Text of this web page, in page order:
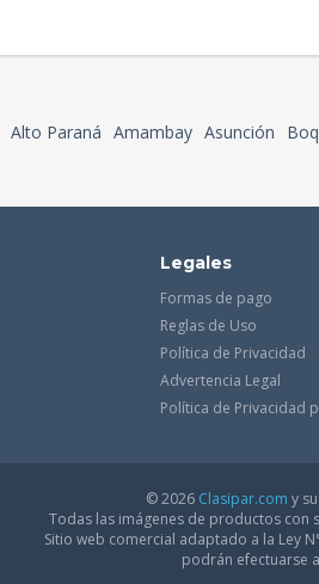
Alto Paraná Amambay Asunción
Legales
Formas de pago
Reglas de Uso
Política de Privacidad
Advertencia Legal
Política de Privacidad
© 2026 Clasipar.com y
Todas las imágenes de productos con
Sitio web comercial adaptado a la Ley
podrán efectuarse